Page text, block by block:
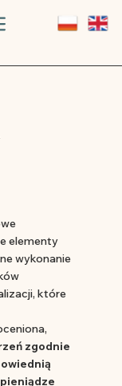
elementy
wykonanie
które
zgodnie